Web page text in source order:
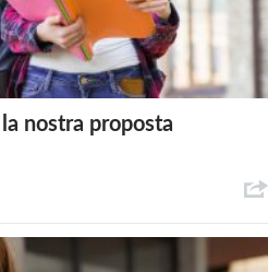
nostra proposta